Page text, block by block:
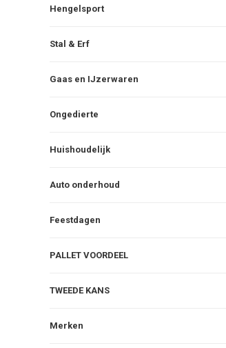
Hengelsport
Stal & Erf
Gaas en IJzerwaren
Ongedierte
Huishoudelijk
Auto onderhoud
Feestdagen
PALLET VOORDEEL
TWEEDE KANS
Merken